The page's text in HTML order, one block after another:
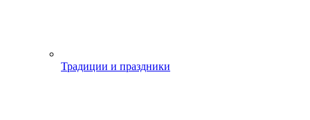
Традиции и праздники